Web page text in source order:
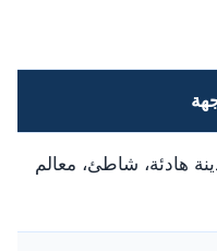
هادئة، شاطئ، معالم